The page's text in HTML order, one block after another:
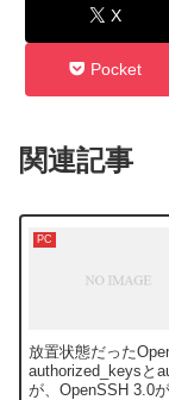
X
Pocket
関連記事
PC
放置状態だった
authorized_keysと
が、OpenSSH 3.0